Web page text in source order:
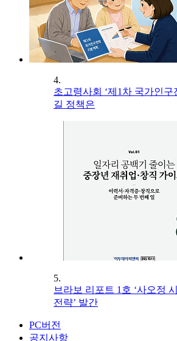
4.
초고령사회 ‘제1차 국가인구
길 정책은
5.
브라보 리포트 1호 ‘사오정
전략’ 발간
PC버전
공지사항